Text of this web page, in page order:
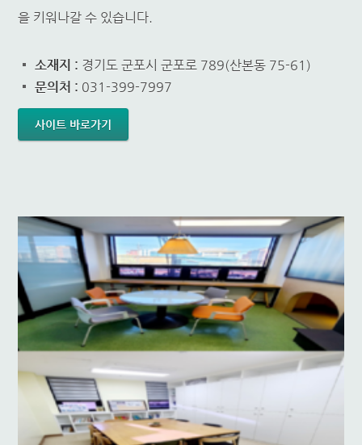
을 키워나갈 수 있습니다.
소재지 : 경기도 군포시 군포로 789(산본동 75-61)
문의처 : 031-399-7997
사이트 바로가기